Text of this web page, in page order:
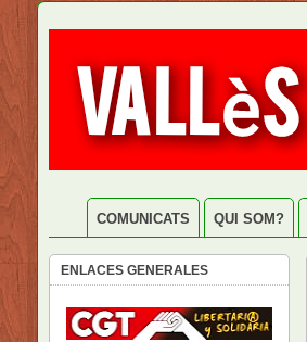
COMUNICATS QUI SOM?
ENLACES GENERALES